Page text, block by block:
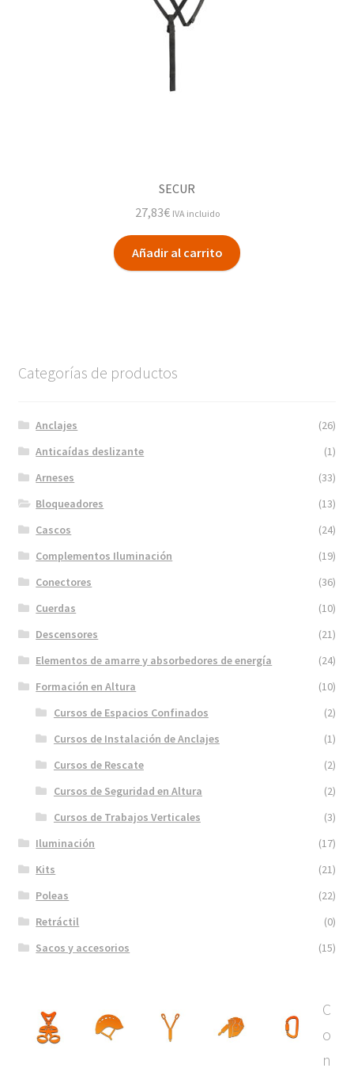
SECUR
27,83€ IVA incluido
Añadir al carrito
Categorías de productos
Anclajes
(26)
Anticaídas deslizante
(1)
Arneses
(33)
Bloqueadores
(13)
Cascos
(24)
Complementos Iluminación
(19)
Conectores
(36)
Cuerdas
(10)
Descensores
(21)
Elementos de amarre y absorbedores de energía
(24)
Formación en Altura
(10)
Cursos de Espacios Confinados
(2)
Cursos de Instalación de Anclajes
(1)
Cursos de Rescate
(2)
Cursos de Seguridad en Altura
(2)
Cursos de Trabajos Verticales
(3)
Iluminación
(17)
Kits
(21)
Poleas
(22)
Retráctil
(0)
Sacos y accesorios
(15)
C
o
n